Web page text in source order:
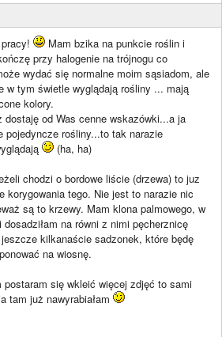
Mam bzika na punkcie roślin i
przy halogenie na trójnogu co
wydać się normalne moim sąsiadom, ale
w tym świetle wyglądają rośliny ... mają
kolory.
dostaję od Was cenne wskazówki...a ja
pojedyncze rośliny...to tak narazie
(ha, ha)
chodzi o bordowe liście (drzewa) to juz
korygowania tego. Nie jest to narazie nic
są to krzewy. Mam klona palmowego, w
dosadziłam na równi z nimi pęcherznicę
kilkanaście sadzonek, które będę
na wiosnę.
postaram się wkleić więcej zdjęć to sami
tam już nawyrabiałam